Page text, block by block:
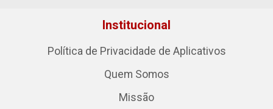
Institucional
Política de Privacidade de Aplicativos
Quem Somos
Missão